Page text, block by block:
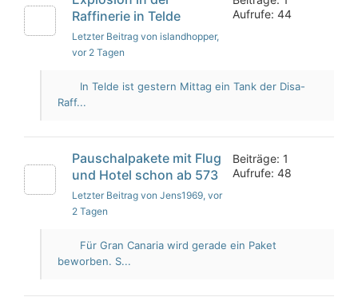
Raffinerie in Telde
Letzter Beitrag von islandhopper,
vor 2 Tagen
Aufrufe: 44
In Telde ist gestern Mittag ein Tank der Disa-
Raff...
Pauschalpakete mit Flug
und Hotel schon ab 573
Letzter Beitrag von Jens1969, vor
2 Tagen
Beiträge: 1
Aufrufe: 48
Für Gran Canaria wird gerade ein Paket
beworben. S...